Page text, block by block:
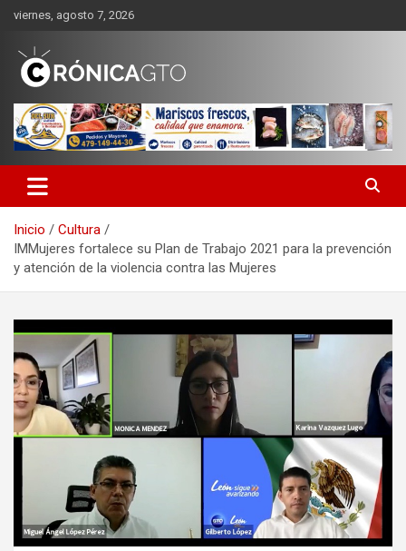
Saltar
contenido
viernes, agosto 7, 2026
CRONICA GUANAJUATO
Inicio
Cultura
IMMujeres fortalece su Plan de Trabajo 2021 para la prevención
y atención de la violencia contra las Mujeres